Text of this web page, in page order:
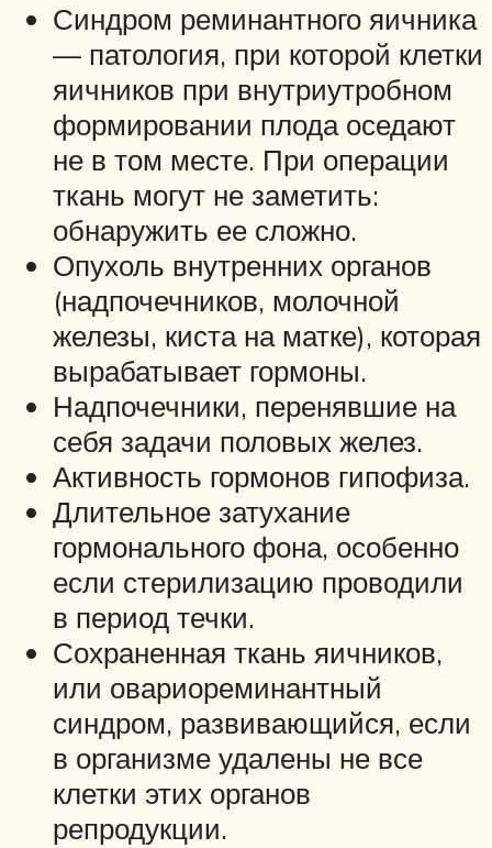
Синдром реминантного яичника
— патология, при которой клетки
яичников при внутриутробном
формировании плода оседают
не в том месте. При операции
ткань могут не заметить:
обнаружить ее сложно.
Опухоль внутренних органов
(надпочечников, молочной
железы, киста на матке), которая
вырабатывает гормоны.
Надпочечники, перенявшие на
себя задачи половых желез.
Активность гормонов гипофиза.
Длительное затухание
гормонального фона, особенно
если стерилизацию проводили
в период течки.
Сохраненная ткань яичников,
или овариореминантный
синдром, развивающийся, если
в организме удалены не все
клетки этих органов
репродукции.